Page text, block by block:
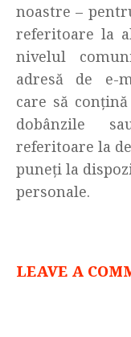
noastre –
referitoare la
nivelul
adresă de e-
care să
dobânzile
referitoare la
puneți la
personale.
LEAVE A